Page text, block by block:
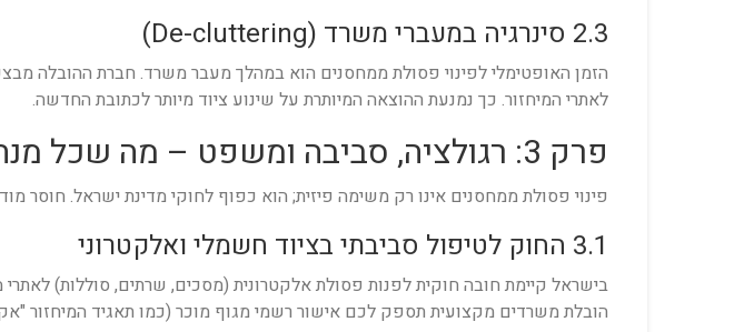
2.3 סינרגיה במעברי משרד (De-cluttering)
הזמן האופטימלי לפינוי פסולת ממחסנים הוא במהלך מעבר משרד. חברת ההובלה
לאתרי המיחזור. כך נמנעת ההוצאה המיותרת על שינוע ציוד מיותר לכתובת החדשה.
פרק 3: רגולציה, סביבה ומשפט – מה שכל מנהל חייב לדעת
פינוי פסולת ממחסנים אינו רק משימה פיזית; הוא כפוף לחוקי מדינת ישראל. חוסר
3.1 החוק לטיפול סביבתי בציוד חשמלי ואלקטרוני
בישראל קיימת חובה חוקית לפנות פסולת אלקטרונית (מסכים, שרתים, סוללות)
הובלת משרדים מקצועית תספק לכם אישור רשמי מגוף מוכר (כמו תאגיד המיחזור